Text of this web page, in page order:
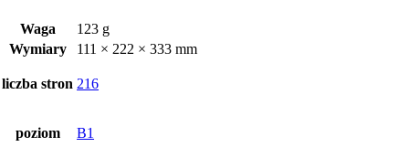
Waga
123 g
Wymiary
111 × 222 × 333 mm
liczba stron 216
poziom B1